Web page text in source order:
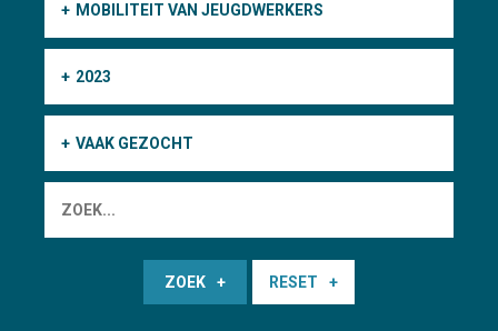
MOBILITEIT VAN JEUGDWERKERS
2023
VAAK GEZOCHT
ZOEK RESET